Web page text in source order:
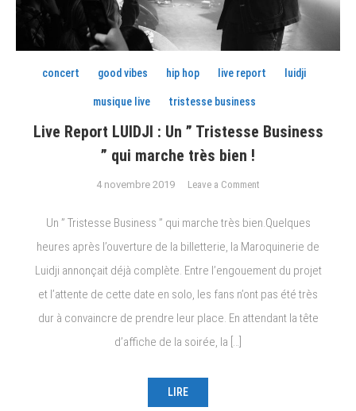
concert good vibes hip hop live report luidji
musique live tristesse business
Live Report LUIDJI : Un ” Tristesse Business
” qui marche très bien !
4 novembre 2019 Leave a Comment
Report
:
Un
”
Un ” Tristesse Business ” qui marche très bien.Quelques
heures après l’ouverture de la billetterie, la Maroquinerie de
Luidji annonçait déjà complète. Entre l’engouement du projet
et l’attente de cette date en solo, les fans n’ont pas été très
dur à convaincre de prendre leur place. En attendant la tête
d’affiche de la soirée, la […]
LIRE